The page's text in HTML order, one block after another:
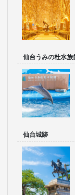
仙台うみの杜水族
仙台城跡